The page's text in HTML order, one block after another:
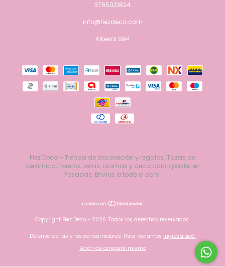
3765021824
info@fiezdeco.com
Alberdi 894
Fiez Deco – Tienda de decoración y regalos. Tazas de
cerámica, floreros, velas, aromas y decoración pastel en
Posadas. Envíos a todo el país.
Copyright Fiez Deco - 2026. Todos los derechos reservados.
Defensa de las y los consumidores. Para reclamos ingresá acá.
Botón de arrepentimiento